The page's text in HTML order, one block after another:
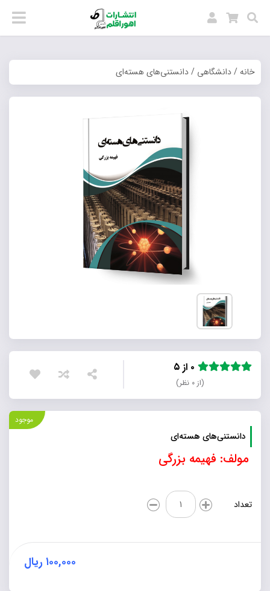
خانه/دانشگاهی / دانستنی‌های هسته‌ای
(از ۰ نظر)
موجود
دانستنی‌های هسته‌ای
مولف: فهیمه بزرگی
تعداد
دانستنی‌های
هسته‌ای
عدد
۱۰۰,۰۰۰ ریال